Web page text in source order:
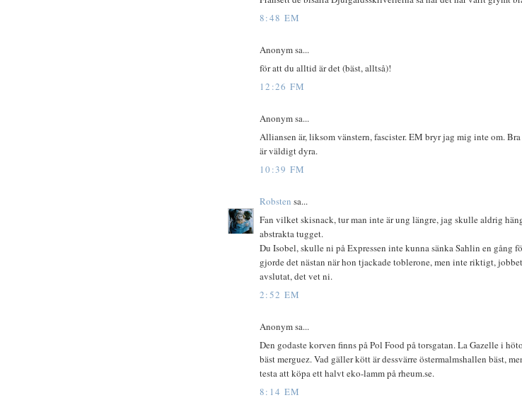
8:48 EM
Anonym sa...
för att du alltid är det (bäst, alltså)!
12:26 FM
Anonym sa...
Alliansen är, liksom vänstern, fascister. EM bryr jag mig inte om.
är väldigt dyra.
10:39 FM
Robsten sa...
Fan vilket skisnack, tur man inte är ung längre, jag skulle aldrig
abstrakta tugget.
Du Isobel, skulle ni på Expressen inte kunna sänka Sahlin en gång
gjorde det nästan när hon tjackade toblerone, men inte riktigt,
avslutat, det vet ni.
2:52 EM
Anonym sa...
Den godaste korven finns på Pol Food på torsgatan. La Gazelle i
bäst merguez. Vad gäller kött är dessvärre östermalmshallen bäst,
testa att köpa ett halvt eko-lamm på rheum.se.
8:14 EM